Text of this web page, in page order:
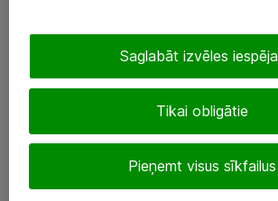
eShop@atea.lv
Sekojiet mums
Tikai obligātie
Pieņemt visus sīkfailus
Saglabāt izvēles